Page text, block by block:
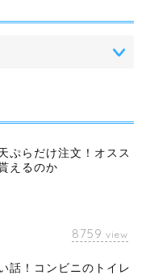
ぷらだけ注文！オスス
えるのか
8759 view
話！コンビニのトイレ